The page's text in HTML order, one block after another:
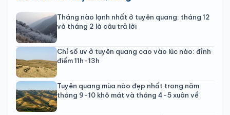
Tháng nào lạnh nhất ở tuyên quang: tháng 12
và tháng 2 là câu trả lời
Chỉ số uv ở tuyên quang cao vào lúc nào: đỉnh
điểm 11h-13h
Tuyên quang mùa nào đẹp nhất trong năm:
tháng 9-10 khô mát và tháng 4-5 xuân về